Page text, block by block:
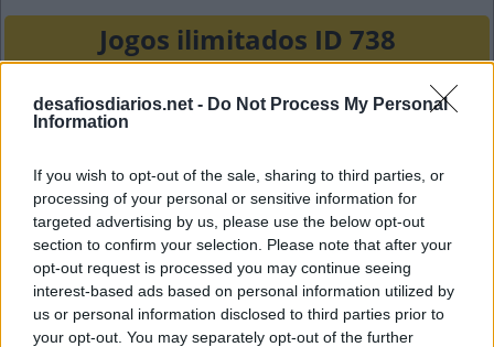
desafiosdiarios.net - Do Not Process My Personal
Information
If you wish to opt-out of the sale, sharing to third parties, or
processing of your personal or sensitive information for
targeted advertising by us, please use the below opt-out
section to confirm your selection. Please note that after your
opt-out request is processed you may continue seeing
interest-based ads based on personal information utilized by
us or personal information disclosed to third parties prior to
your opt-out. You may separately opt-out of the further
Jogos ilimitados ID 738
C A
A
M A C I A
R
F
A V A
S
T
E E R
A
A
S S A
O dia delas é num fim de semana de maio: